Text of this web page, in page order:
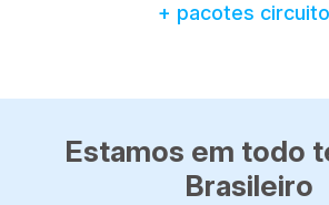
+ pacotes
Estamos em todo
Brasileiro